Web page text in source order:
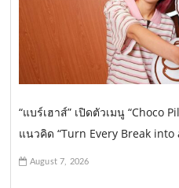
“แบร์เฮาส์” เปิดตัวเมนู “Choco
แนวคิด “Turn Every Break into
August 7, 2026